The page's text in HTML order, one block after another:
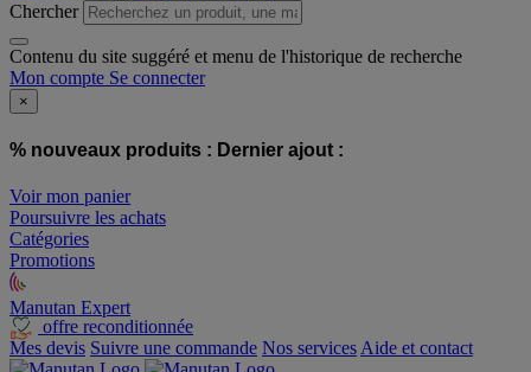
Chercher
Contenu du site suggéré et menu de l'historique de recherche
Mon compte Se connecter
×
% nouveaux produits : Dernier ajout :
Voir mon panier
Poursuivre les achats
Catégories
Promotions
Manutan Expert
offre reconditionnée
Mes devis Suivre une commande Nos services Aide et contact